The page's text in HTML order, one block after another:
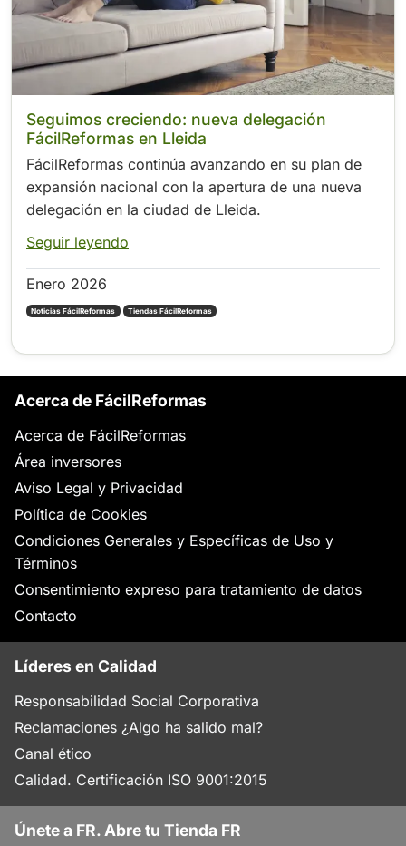
Seguimos creciendo: nueva delegación
FácilReformas en Lleida
FácilReformas continúa avanzando en su plan de
expansión nacional con la apertura de una nueva
delegación en la ciudad de Lleida.
Seguir leyendo
Enero 2026
Noticias FácilReformas Tiendas FácilReformas
Acerca de FácilReformas
Acerca de FácilReformas
Área inversores
Aviso Legal y Privacidad
Política de Cookies
Condiciones Generales y Específicas de Uso y
Términos
Consentimiento expreso para tratamiento de datos
Contacto
Líderes en Calidad
Responsabilidad Social Corporativa
Reclamaciones ¿Algo ha salido mal?
Canal ético
Calidad. Certificación ISO 9001:2015
Únete a FR. Abre tu Tienda FR